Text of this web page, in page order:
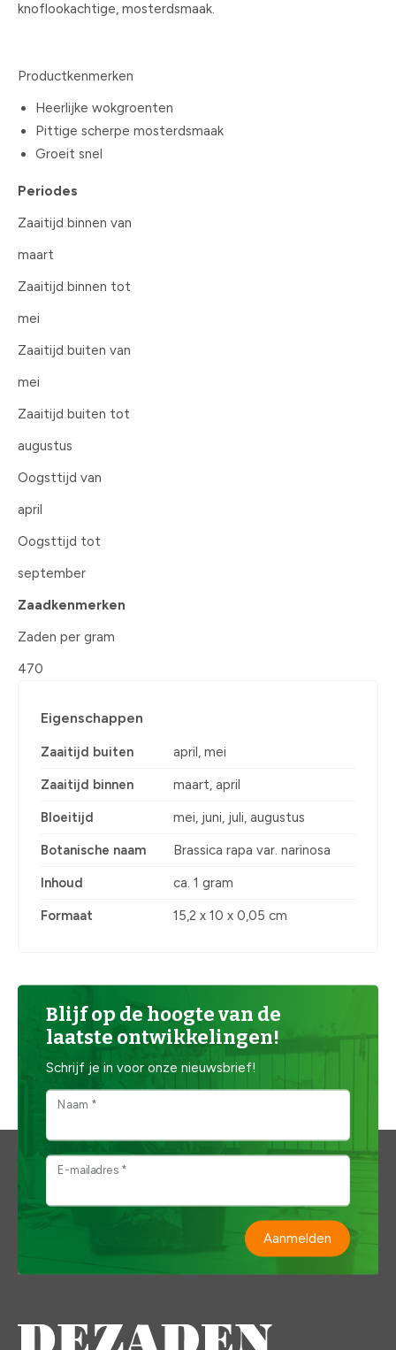
knoflookachtige, mosterdsmaak.
Productkenmerken
Heerlijke wokgroenten
Pittige scherpe mosterdsmaak
Groeit snel
Periodes
Zaaitijd binnen van
maart
Zaaitijd binnen tot
mei
Zaaitijd buiten van
mei
Zaaitijd buiten tot
augustus
Oogsttijd van
april
Oogsttijd tot
september
Zaadkenmerken
Zaden per gram
470
Eigenschappen
Zaaitijd buiten april, mei
Zaaitijd binnen maart, april
Bloeitijd mei, juni, juli, augustus
Botanische naam Brassica rapa var. narinosa
Inhoud ca. 1 gram
Formaat 15,2 x 10 x 0,05 cm
Blijf op de hoogte van de
laatste ontwikkelingen!
Schrijf je in voor onze nieuwsbrief!
Naam *
E-mailadres *
Aanmelden